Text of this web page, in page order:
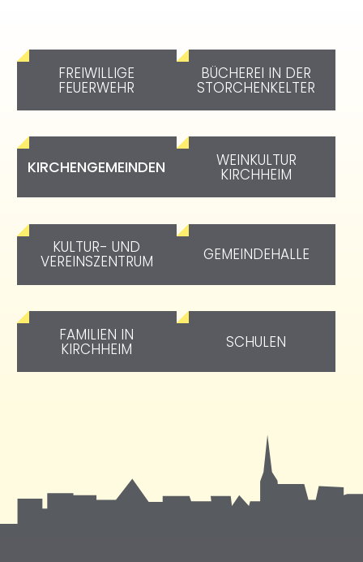
FREIWILLIGE
FEUERWEHR
BÜCHEREI IN DER
STORCHENKELTER
KIRCHENGEMEINDEN WEINKULTUR
KIRCHHEIM
KULTUR- UND
VEREINSZENTRUM GEMEINDEHALLE
FAMILIEN IN
KIRCHHEIM SCHULEN